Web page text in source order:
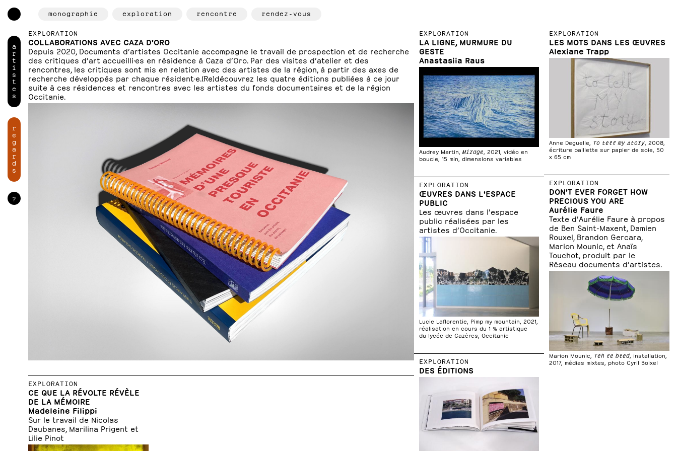
a
r
t
i
s
t
e
s
r
e
g
a
r
d
s
?
monographie exploration rencontre rendez-vous
EXPLORATION
COLLABORATIONS AVEC CAZA D'ORO
Depuis 2020, Documents d’artistes Occitanie accompagne le travail de prospection et de recherche
des critiques d’art accueilli·es en résidence à Caza d’Oro. Par des visites d’atelier et des
rencontres, les critiques sont mis en relation avec des artistes de la région, à partir des axes de
recherche développés par chaque résident·e.(Re)découvrez les quatre éditions publiées à ce jour
suite à ces résidences et rencontres avec les artistes du fonds documentaires et de la région
Occitanie.
EXPLORATION
LA LIGNE, MURMURE DU
GESTE
Anastasiia Raus
Audrey Martin, Mirage, 2021, vidéo en
boucle, 15 min, dimensions variables
EXPLORATION
LES MOTS DANS LES ŒUVRES
Alexiane Trapp
Anne Deguelle, To tell my story, 2008,
écriture paillette sur papier de soie, 50
x 65 cm
EXPLORATION
DON'T EVER FORGET HOW
PRECIOUS YOU ARE
Aurélie Faure
Texte d’Aurélie Faure à propos
de Ben Saint-Maxent, Damien
Rouxel, Brandon Gercara,
Marion Mounic, et Anaïs
Touchot, produit par le
Réseau documents d’artistes.
Marion Mounic, Teh le bled, installation,
2017, médias mixtes, photo Cyril Boixel
EXPLORATION
ŒUVRES DANS L'ESPACE
PUBLIC
Les œuvres dans l’espace
public réalisées par les
artistes d’Occitanie.
Lucie Laflorentie, Pimp my mountain, 2021,
réalisation en cours du 1 % artistique
du lycée de Cazères, Occitanie
EXPLORATION
DES ÉDITIONS
EXPLORATION
CE QUE LA RÉVOLTE RÉVÈLE
DE LA MÉMOIRE
Madeleine Filippi
Sur le travail de Nicolas
Daubanes, Marilina Prigent et
Lilie Pinot